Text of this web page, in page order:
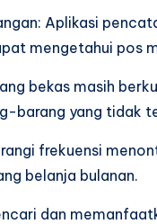
Aplikasi
mengetahui pos
bekas masih
barang yang tidak
frekuensi
belanja bulanan.
dan